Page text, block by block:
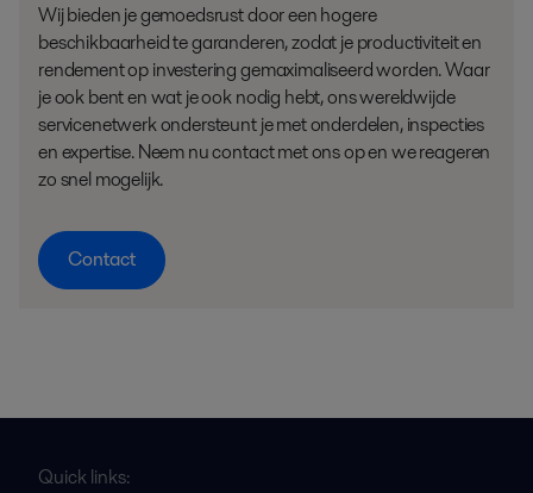
Wij bieden je gemoedsrust door een hogere
beschikbaarheid te garanderen, zodat je productiviteit en
rendement op investering gemaximaliseerd worden. Waar
je ook bent en wat je ook nodig hebt, ons wereldwijde
servicenetwerk ondersteunt je met onderdelen, inspecties
en expertise. Neem nu contact met ons op en we reageren
zo snel mogelijk.
Contact
Quick links: